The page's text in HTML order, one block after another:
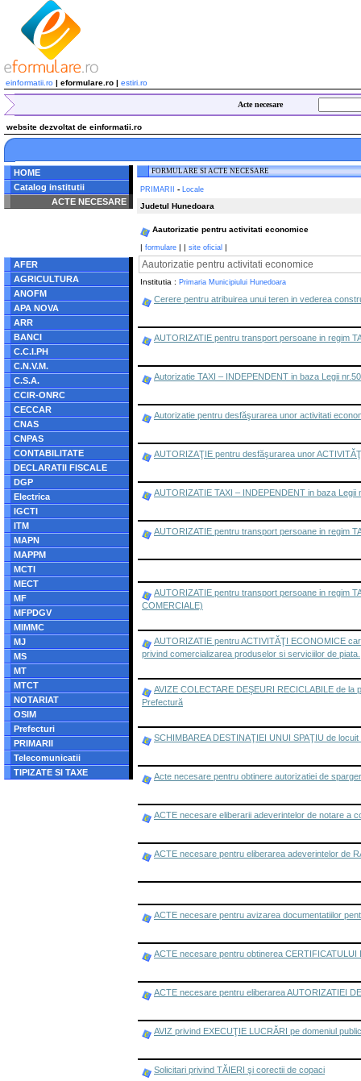
einformatii.ro | eformulare.ro | estiri.ro
Acte necesare
website dezvoltat de einformatii.ro
HOME
Catalog institutii
ACTE NECESARE
/home/eformulare.ro/public_html/navigare/stanga.php
AFER
AGRICULTURA
ANOFM
APA NOVA
ARR
BANCI
C.C.I.PH
C.N.V.M.
C.S.A.
CCIR-ONRC
CECCAR
CNAS
CNPAS
CONTABILITATE
DECLARATII FISCALE
DGP
Electrica
IGCTI
ITM
MAPN
MAPPM
MCTI
MECT
MF
MFPDGV
MIMMC
MJ
MS
MT
MTCT
NOTARIAT
OSIM
Prefecturi
PRIMARII
Telecomunicatii
TIPIZATE SI TAXE
FORMULARE SI ACTE NECESARE
PRIMARII - Locale
Judetul Hunedoara
Aautorizatie pentru activitati economice
| formulare | | site oficial |
Aautorizatie pentru activitati economice
Institutia : Primaria Municipiului Hunedoara
Cerere pentru atribuirea unui teren in vederea
AUTORIZATIE pentru transport persoane in regim
Autorizatie TAXI – INDEPENDENT in baza Legii
Autorizatie pentru desfăşurarea unor activitati
AUTORIZAŢIE pentru desfăşurarea unor
AUTORIZATIE TAXI – INDEPENDENT in baza Legii
AUTORIZATIE pentru transport persoane in regim
AUTORIZATIE pentru transport persoane in regim
COMERCIALE)
AUTORIZATIE pentru ACTIVITĂŢI ECONOMICE
privind comercializarea produselor si serviciilor de piata.
AVIZE COLECTARE DEŞEURI RECICLABILE de
Prefectură
SCHIMBAREA DESTINAŢIEI UNUI SPAŢIU de
Acte necesare pentru obtinere autorizatiei de
ACTE necesare eliberarii adeverintelor de notare a
ACTE necesare pentru eliberarea adeverintelor de
ACTE necesare pentru avizarea documentatiilor
ACTE necesare pentru obtinerea CERTIFICATULUI
ACTE necesare pentru eliberarea AUTORIZATIEI
AVIZ privind EXECUŢIE LUCRĂRI pe domeniul public
Solicitari privind TĂIERI şi corectii de copaci